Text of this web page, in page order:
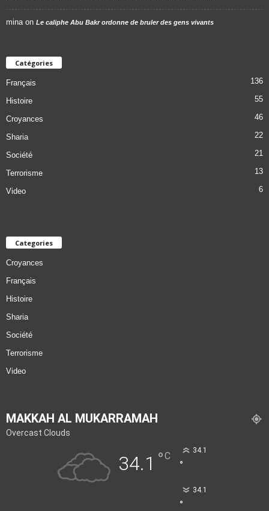
minaon Le caliphe Abu Bakr ordonne de bruler des gens vivants
Catégories
Français 136
Histoire 55
Croyances 46
Sharia 22
Société 21
Terrorisme 13
Video 6
Categories
Croyances
Français
Histoire
Sharia
Société
Terrorisme
Video
MAKKAH AL MUKARRAMAH
Overcast Clouds
34.1 °C 34.1
°
34.1
°